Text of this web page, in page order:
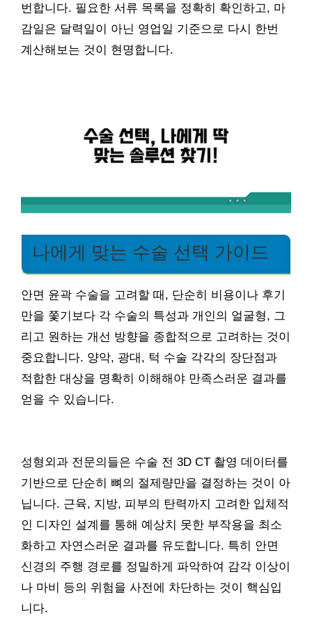
번합니다. 필요한 서류 목록을 정확히 확인하고, 마
감일은 달력일이 아닌 영업일 기준으로 다시 한번
계산해보는 것이 현명합니다.
나에게 맞는 수술 선택 가이드
안면 윤곽 수술을 고려할 때, 단순히 비용이나 후기
만을 쫓기보다 각 수술의 특성과 개인의 얼굴형, 그
리고 원하는 개선 방향을 종합적으로 고려하는 것이
중요합니다. 양악, 광대, 턱 수술 각각의 장단점과
적합한 대상을 명확히 이해해야 만족스러운 결과를
얻을 수 있습니다.
성형외과 전문의들은 수술 전 3D CT 촬영 데이터를
기반으로 단순히 뼈의 절제량만을 결정하는 것이 아
닙니다. 근육, 지방, 피부의 탄력까지 고려한 입체적
인 디자인 설계를 통해 예상치 못한 부작용을 최소
화하고 자연스러운 결과를 유도합니다. 특히 안면
신경의 주행 경로를 정밀하게 파악하여 감각 이상이
나 마비 등의 위험을 사전에 차단하는 것이 핵심입
니다.